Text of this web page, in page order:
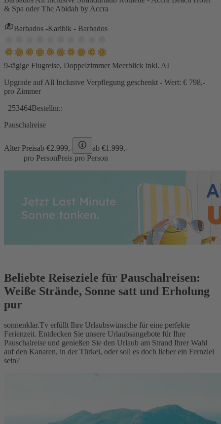
& Spa oder The Abidah by Accra
Barbados -Karibik - Barbados
9-tägige Flugreise, Doppelzimmer Meerblick inkl. AI
Upgrade auf All Inclusive Verpflegung geschenkt - Wert: € 798,-
pro Zimmer
253464Bestellnr.:
Pauschalreise
Alter Preisab €2.999,- ab €1.999,-
pro PersonPreis pro Person
Beliebte Reiseziele für Pauschalreisen:
Weiße Strände, Sonne satt und Erholung
pur
sonnenklar.Tv erfüllt Ihre Urlaubswünsche für eine perfekte
Ferienzeit. Entdecken Sie unsere Urlaubsangebote für Ihre
Pauschalreise und genießen Sie den Urlaub am Strand Ihrer Wahl
auf den Kanaren, in der Türkei, oder soll es doch lieber ein Fernziel
sein?